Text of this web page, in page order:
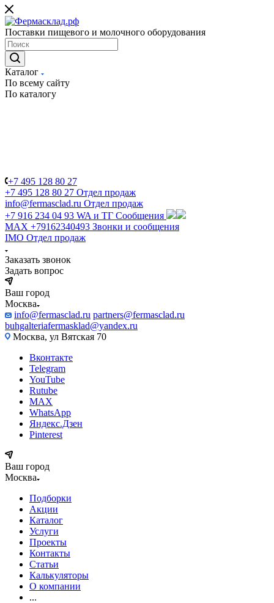
Поставки пищевого и молочного оборудования
Каталог
По всему сайту
По каталогу
+7 495 128 80 27
+7 495 128 80 27 Отдел продаж
info@fermasclad.ru Отдел продаж
+7 916 234 04 93 WA и ТГ Сообщения
MAX +79162340493 Звонки и сообщения
IMO Отдел продаж
Заказать звонок
Задать вопрос
Ваш город
Москва
info@fermasclad.ru partners@fermasclad.ru
buhgalteriafermasklad@yandex.ru
Москва, ул Вятская 70
Вконтакте
Telegram
YouTube
Rutube
MAX
WhatsApp
Яндекс.Дзен
Pinterest
Ваш город
Москва
Подборки
Акции
Каталог
Услуги
Проекты
Контакты
Статьи
Калькуляторы
О компании
...